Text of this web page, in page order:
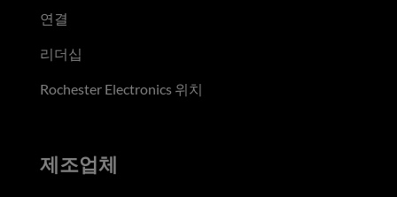
연결
리더십
Rochester Electronics 위치
제조업체